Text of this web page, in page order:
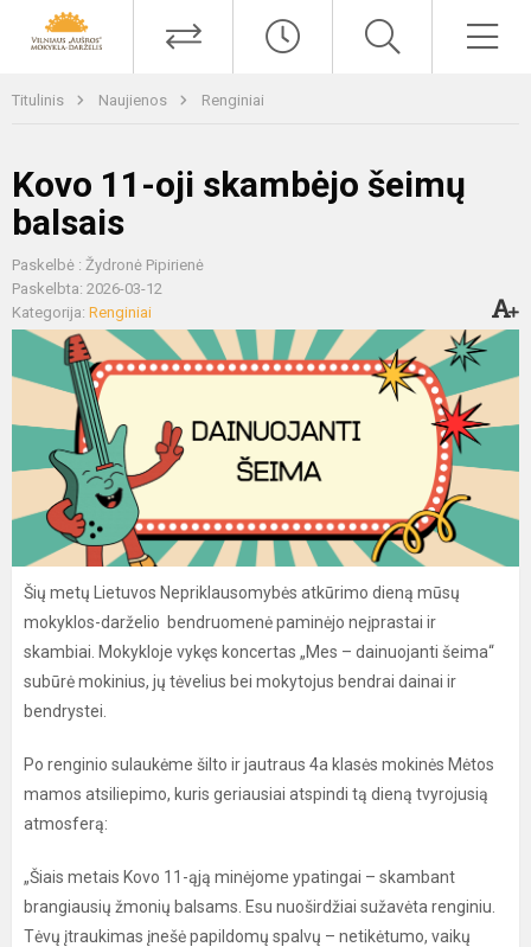
Titulinis Naujienos Renginiai
Kovo 11-oji skambėjo šeimų
balsais
Paskelbė : Žydronė Pipirienė
Paskelbta: 2026-03-12
Kategorija: Renginiai
Šių metų Lietuvos Nepriklausomybės atkūrimo dieną mūsų
mokyklos-darželio bendruomenė paminėjo neįprastai ir
skambiai. Mokykloje vykęs koncertas „Mes – dainuojanti šeima“
subūrė mokinius, jų tėvelius bei mokytojus bendrai dainai ir
bendrystei.
Po renginio sulaukėme šilto ir jautraus 4a klasės mokinės Mėtos
mamos atsiliepimo, kuris geriausiai atspindi tą dieną tvyrojusią
atmosferą:
„Šiais metais Kovo 11-ąją minėjome ypatingai – skambant
brangiausių žmonių balsams. Esu nuoširdžiai sužavėta renginiu.
Tėvų įtraukimas įnešė papildomų spalvų – netikėtumo, vaikų